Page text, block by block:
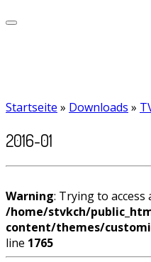
Startseite » Downloads »
2016-01
Warning: Trying to
/home/stvkch/
content/themes/
line 1765